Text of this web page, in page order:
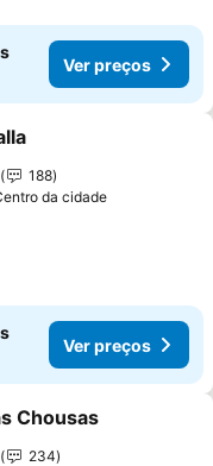
Ver preços
aos favoritos
188
da cidade
Ver preços
aos favoritos
Chousas
234